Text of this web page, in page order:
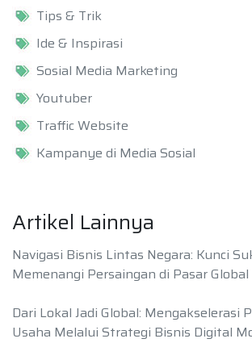
Tips & Trik
Ide & Inspirasi
Sosial Media Marketing
Youtuber
Traffic Website
Kampanye di Media Sosial
Artikel Lainnya
Navigasi Bisnis Lintas Negara: Kunci
Memenangi Persaingan di Pasar
Dari Lokal Jadi Global: Mengakselerasi
Usaha Melalui Strategi Bisnis Digital